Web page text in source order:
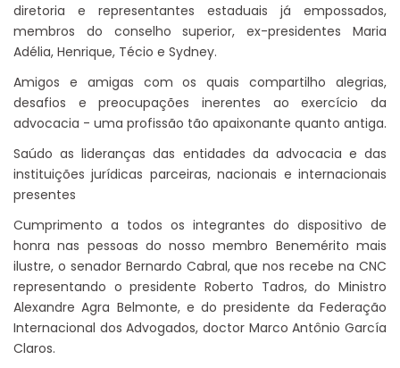
diretoria e representantes estaduais já empossados,
membros do conselho superior, ex-presidentes Maria
Adélia, Henrique, Técio e Sydney.
Amigos e amigas com os quais compartilho alegrias,
desafios e preocupações inerentes ao exercício da
advocacia - uma profissão tão apaixonante quanto antiga.
Saúdo as lideranças das entidades da advocacia e das
instituições jurídicas parceiras, nacionais e internacionais
presentes
Cumprimento a todos os integrantes do dispositivo de
honra nas pessoas do nosso membro Benemérito mais
ilustre, o senador Bernardo Cabral, que nos recebe na CNC
representando o presidente Roberto Tadros, do Ministro
Alexandre Agra Belmonte, e do presidente da Federação
Internacional dos Advogados, doctor Marco Antônio García
Claros.